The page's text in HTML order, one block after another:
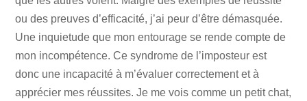
ou des preuves d’efficacité, j’ai peur d’être démasquée.
Une inquietude que mon entourage se rende compte de
mon incompétence. Ce syndrome de l’imposteur est
donc une incapacité à m’évaluer correctement et à
apprécier mes réussites. Je me vois comme un petit chat,